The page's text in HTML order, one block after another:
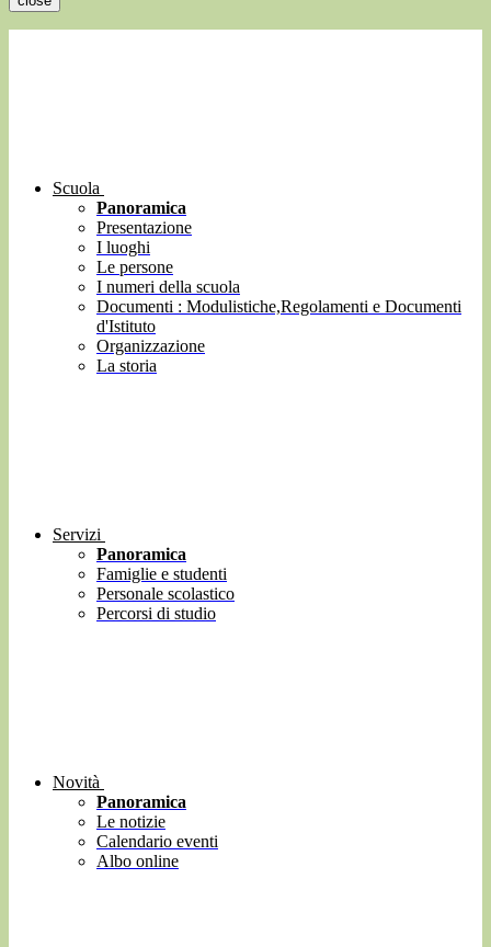
Scuola
Panoramica
Presentazione
I luoghi
Le persone
I numeri della scuola
Documenti : Modulistiche,Regolamenti e Documenti
d'Istituto
Organizzazione
La storia
Servizi
Panoramica
Famiglie e studenti
Personale scolastico
Percorsi di studio
Novità
Panoramica
Le notizie
Calendario eventi
Albo online